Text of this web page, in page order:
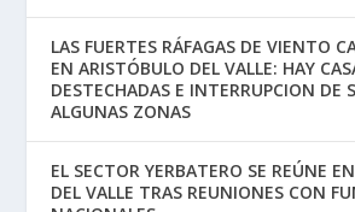
LAS FUERTES RÁFAGAS DE VIENTO
EN ARISTÓBULO DEL VALLE: HAY
DESTECHADAS E INTERRUPCION DE
ALGUNAS ZONAS
EL SECTOR YERBATERO SE REÚNE
DEL VALLE TRAS REUNIONES CON